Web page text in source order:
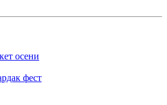
осени
фест